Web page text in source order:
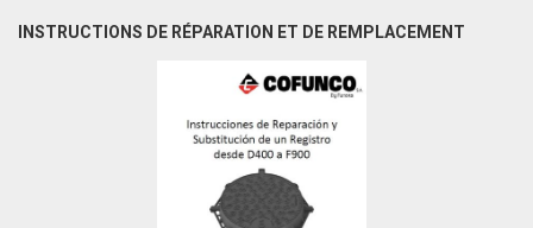
INSTRUCTIONS DE RÉPARATION ET DE REMPLACEMENT